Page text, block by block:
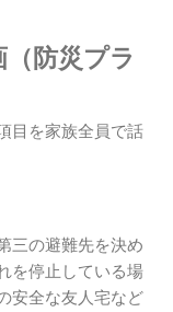
防災プラ
目を家族全員で話
三の避難先を決め
を停止している場
安全な友人宅など